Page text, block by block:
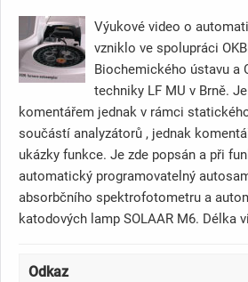
Výukové video o
vzniklo ve spolupráci
Biochemického ústavu a
techniky LF MU v Brně.
komentářem jednak v rámci
součástí analyzátorů , jednak
ukázky funkce. Je zde popsán a při
automatický programovatelný
absorbčního spektrofotometru a
katodových lamp SOLAAR M6. Délka
Odkaz